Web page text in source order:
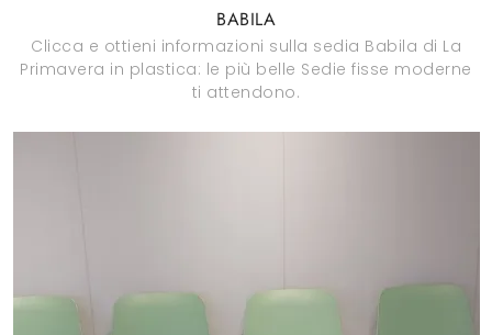
BABILA
Clicca e ottieni informazioni sulla sedia Babila di La
Primavera in plastica: le più belle Sedie fisse moderne
ti attendono.